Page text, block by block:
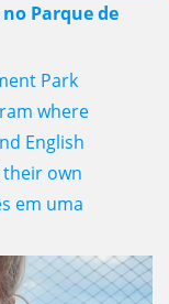
Parque de
Park
where
English
their own
em uma